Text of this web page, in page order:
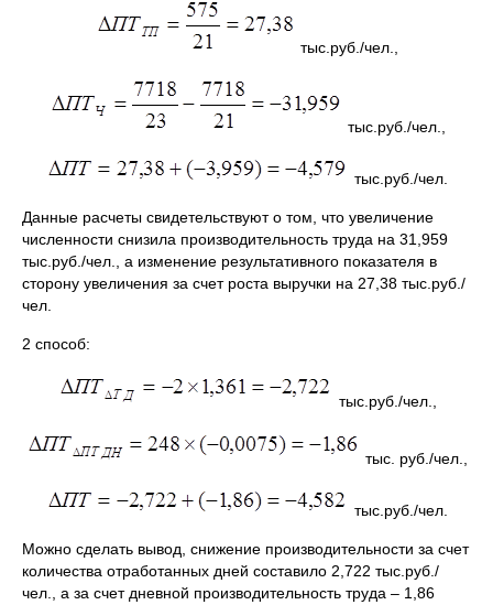
тыс.руб./чел.,
тыс.руб./чел.,
тыс.руб./чел.
Данные расчеты свидетельствуют о том, что увеличение
численности снизила производительность труда на 31,959
тыс.руб./чел., а изменение результативного показателя в
сторону увеличения за счет роста выручки на 27,38 тыс.руб./
чел.
2 способ:
тыс.руб./чел.,
тыс. руб./чел.,
тыс.руб./чел.
Можно сделать вывод, снижение производительности за счет
количества отработанных дней составило 2,722 тыс.руб./
чел., а за счет дневной производительность труда – 1,86